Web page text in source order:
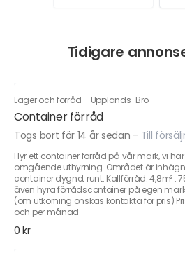
Tidigare
Lager och förråd · Upplands-Bro
Container förråd
Togs bort för 14 år sedan - Till
Hyr ett container förråd på vår mark, vi har
omgående uthyrning. Området är
container dygnet runt. Kallförråd: 4,8m² :
även hyra förrådscontainer på egen mark
(om utkörning önskas kontakta för pris)
och per månad
0 kr